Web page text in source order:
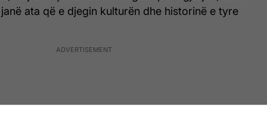
ata që e djegin kulturën dhe historinë e tyre